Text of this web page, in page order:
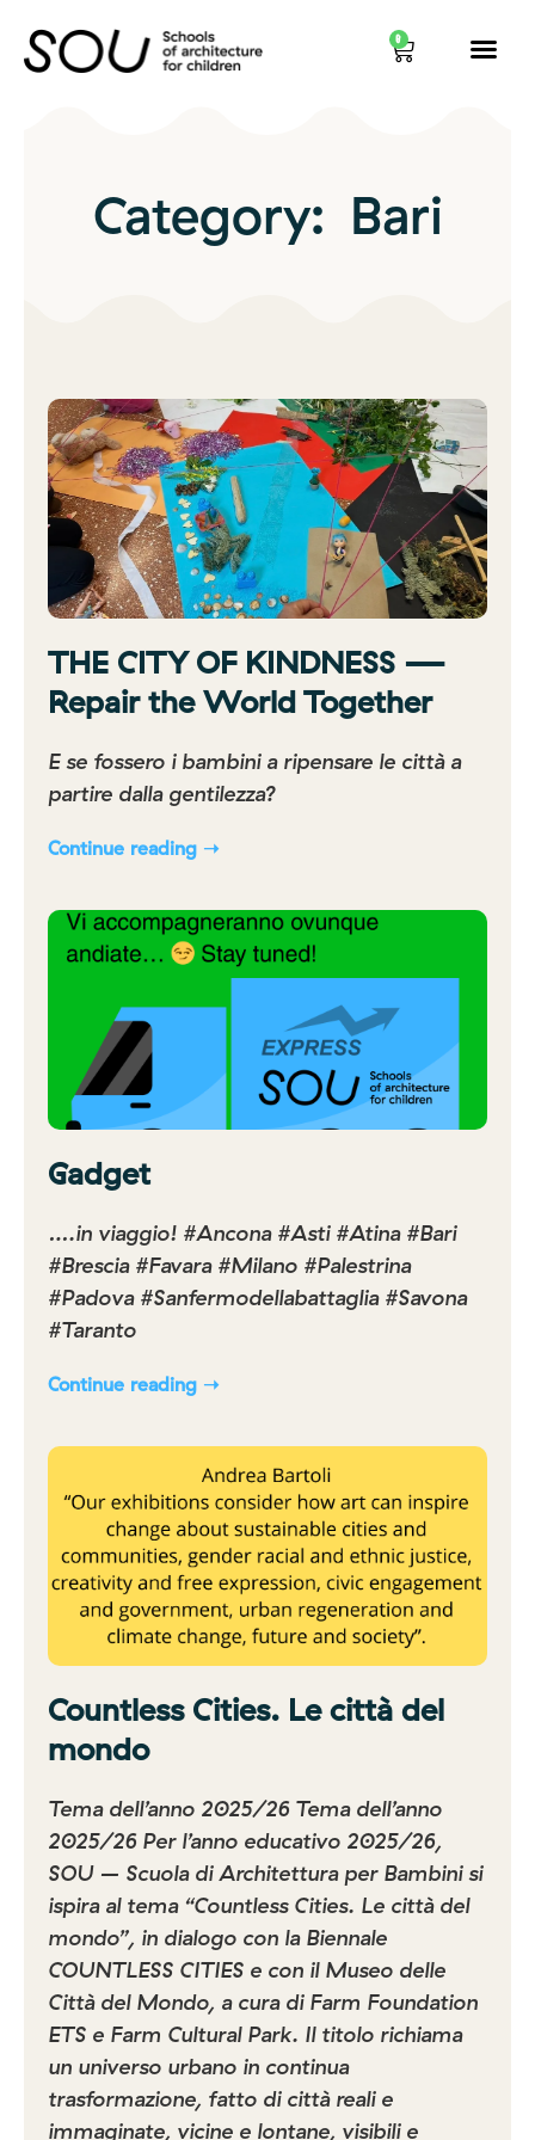
0
Category: Bari
THE CITY OF KINDNESS —
Repair the World Together
E se fossero i bambini a ripensare le città a
partire dalla gentilezza?
Continue reading ➝
Gadget
….in viaggio! #Ancona #Asti #Atina #Bari
#Brescia #Favara #Milano #Palestrina
#Padova #Sanfermodellabattaglia #Savona
#Taranto
Continue reading ➝
Countless Cities. Le città del
mondo
Tema dell’anno 2025/26 Tema dell’anno
2025/26 Per l’anno educativo 2025/26,
SOU – Scuola di Architettura per Bambini si
ispira al tema “Countless Cities. Le città del
mondo”, in dialogo con la Biennale
COUNTLESS CITIES e con il Museo delle
Città del Mondo, a cura di Farm Foundation
ETS e Farm Cultural Park. Il titolo richiama
un universo urbano in continua
trasformazione, fatto di città reali e
immaginate, vicine e lontane, visibili e